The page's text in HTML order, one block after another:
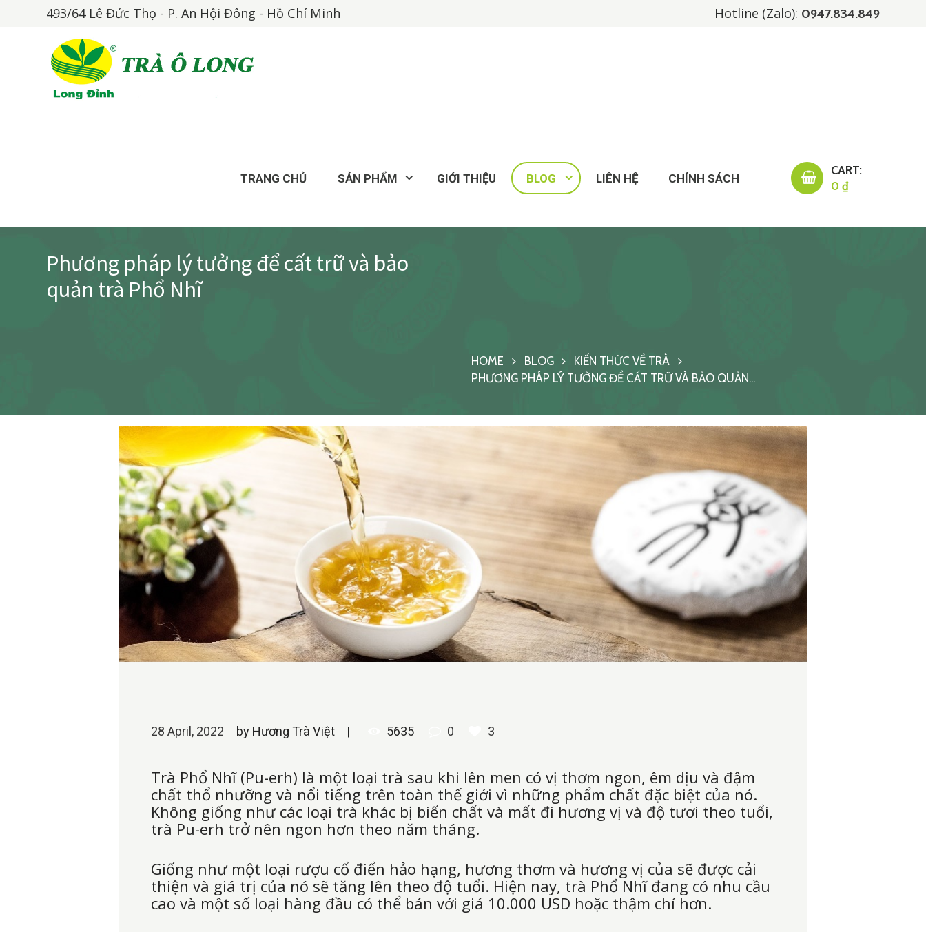
493/64 Lê Đức Thọ - P. An Hội Đông - Hồ Chí Minh Hotline (Zalo): 0947.834.849
TRANG CHỦ SẢN PHẨM GIỚI THIỆU BLOG LIÊN HỆ CHÍNH SÁCH
CART:
0 ₫
Phương pháp lý tưởng để cất trữ và bảo
quản trà Phổ Nhĩ
HOME BLOG
KIẾN THỨC VỀ TRÀ
PHƯƠNG PHÁP LÝ TƯỞNG ĐỂ CẤT TRỮ VÀ BẢO QUẢN...
28 April, 2022 by Hương Trà Việt 5635 0 3
Trà Phổ Nhĩ (Pu-erh) là một loại trà sau khi lên men có vị thơm ngon, êm dịu và đậm
chất thổ nhưỡng và nổi tiếng trên toàn thế giới vì những phẩm chất đặc biệt của nó.
Không giống như các loại trà khác bị biến chất và mất đi hương vị và độ tươi theo tuổi,
trà Pu-erh trở nên ngon hơn theo năm tháng.
Giống như một loại rượu cổ điển hảo hạng, hương thơm và hương vị của sẽ được cải
thiện và giá trị của nó sẽ tăng lên theo độ tuổi. Hiện nay, trà Phổ Nhĩ đang có nhu cầu
cao và một số loại hàng đầu có thể bán với giá 10.000 USD hoặc thậm chí hơn.